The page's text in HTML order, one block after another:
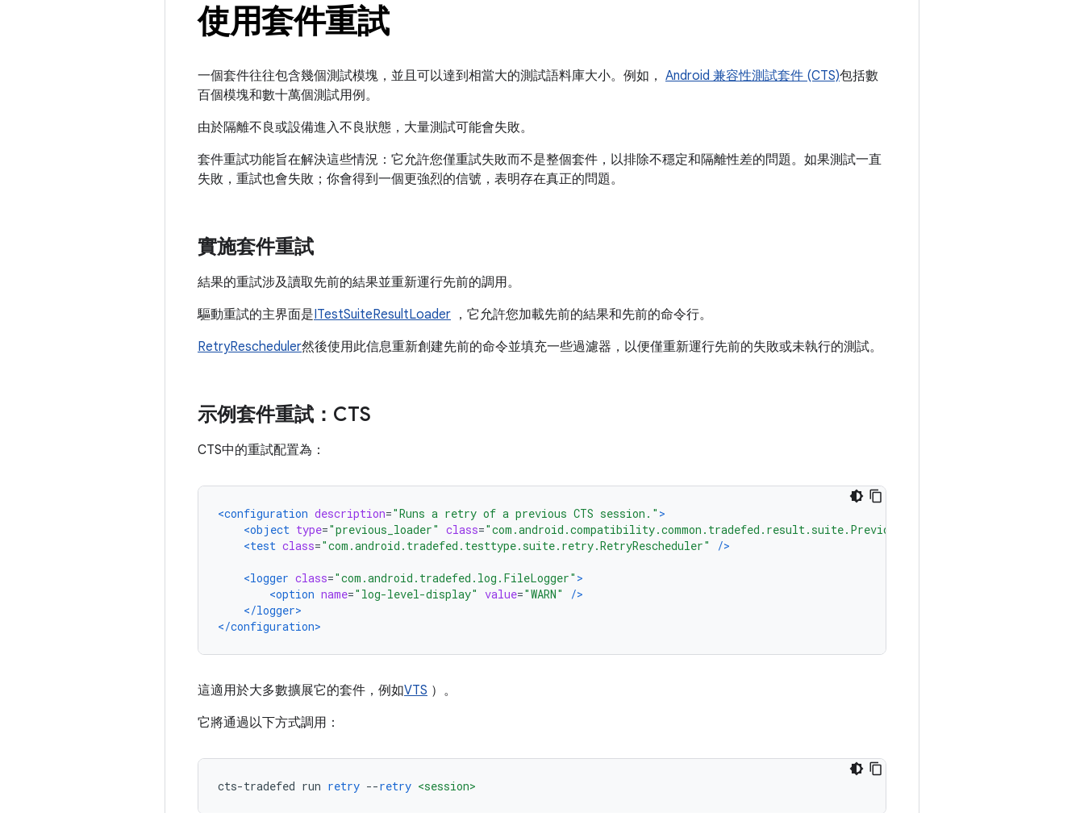
使用套件重試
一個套件往往包含幾個測試模塊，並且可以達到相當大的測試語料庫大小。例如， Android 兼容性測試套件 (CTS)包括數
百個模塊和數十萬個測試用例。
由於隔離不良或設備進入不良狀態，大量測試可能會失敗。
套件重試功能旨在解決這些情況：它允許您僅重試失敗而不是整個套件，以排除不穩定和隔離性差的問題。如果測試一直
失敗，重試也會失敗；你會得到一個更強烈的信號，表明存在真正的問題。
實施套件重試
結果的重試涉及讀取先前的結果並重新運行先前的調用。
驅動重試的主界面是ITestSuiteResultLoader ，它允許您加載先前的結果和先前的命令行。
RetryRescheduler然後使用此信息重新創建先前的命令並填充一些過濾器，以便僅重新運行先前的失敗或未執行的測試。
示例套件重試：CTS
CTS中的重試配置為：
<configuration description="Runs a retry of a previous CTS session." >
<object type="previous_loader" class="com.android.compatibility.common.tradefed.result.suite.PreviousResultLoader"
<test class="com.android.tradefed.testtype.suite.retry.RetryRescheduler" />
<logger class="com.android.tradefed.log.FileLogger" >
<option name="log-level-display" value="WARN"
/>
</logger>
</configuration>
這適用於大多數擴展它的套件，例如VTS ）。
它將通過以下方式調用：
cts-tradefed run retry --retry <session>